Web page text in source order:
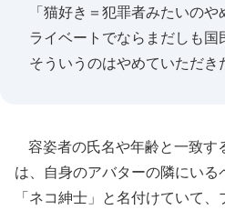
「猫好き＝犯罪者みたいの
ライベートでならまだしも
そういうのはやめていただき
容姿者の氏名や年齢と一致す
は、自身のアバターの隣にい
「ネコ紳士」と名付けていて